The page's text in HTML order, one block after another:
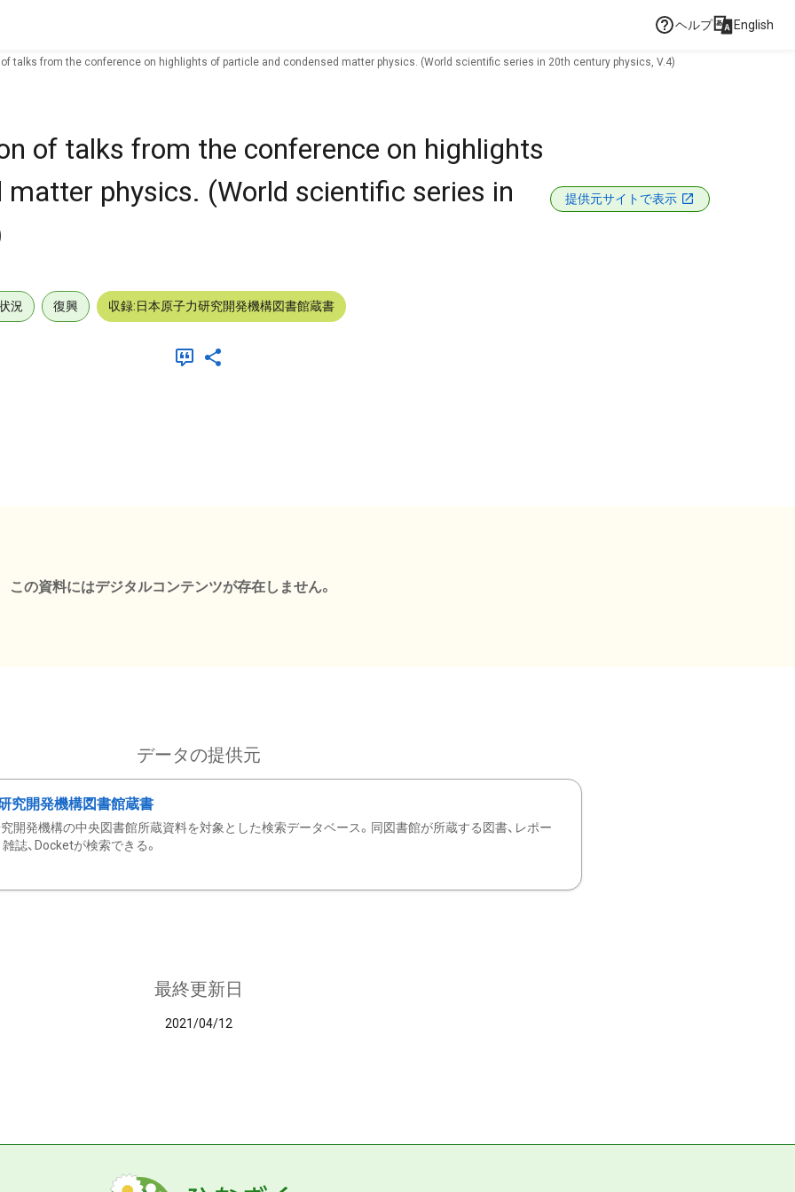
ヘルプ English
talks from the conference on highlights of particle and condensed matter physics. (World scientific series in 20th century physics, V.4)
of talks from the conference on highlights
physics. (World scientific series in
提供元サイトで表示
況 復興 収録:日本原子力研究開発機構図書館蔵書
この資料にはデジタルコンテンツが存在しません。
データの提供元
究開発機構図書館蔵書
開発機構の中央図書館所蔵資料を対象とした検索データベース。同図書館が所蔵する図書、レポー
雑誌、Docketが検索できる。
最終更新日
2021/04/12